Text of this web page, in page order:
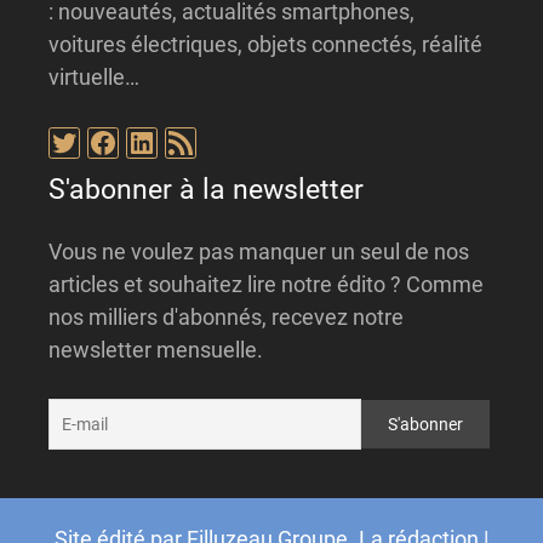
: nouveautés, actualités smartphones,
voitures électriques, objets connectés, réalité
virtuelle…
Twitter
Facebook
LinkedIn
Flux RSS
S'abonner à la newsletter
Vous ne voulez pas manquer un seul de nos
articles et souhaitez lire notre édito ? Comme
nos milliers d'abonnés, recevez notre
newsletter mensuelle.